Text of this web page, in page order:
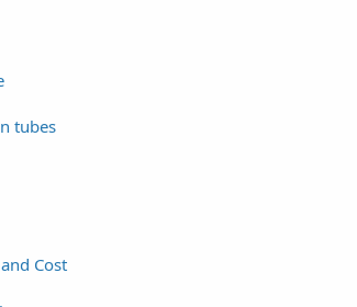
tubes
Cost